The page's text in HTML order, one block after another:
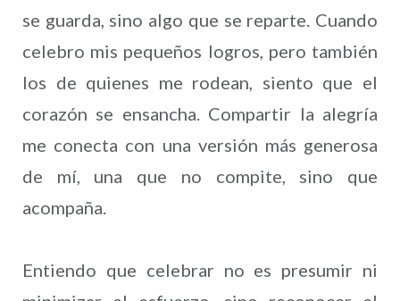
se guarda, sino algo que se reparte. Cuando
celebro mis pequeños logros, pero también
los de quienes me rodean, siento que el
corazón se ensancha. Compartir la alegría
me conecta con una versión más generosa
de mí, una que no compite, sino que
acompaña.
Entiendo que celebrar no es presumir ni